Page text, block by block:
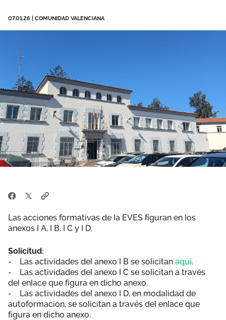
07.01.26 COMUNIDAD VALENCIANA
Las acciones formativas de la EVES figuran en los
anexos I A, I B, I C y I D.
Solicitud:
- Las actividades del anexo I B se solicitan aquí.
- Las actividades del anexo I C se solicitan a través
del enlace que figura en dicho anexo.
- Las actividades del anexo I D, en modalidad de
autoformación, se solicitan a través del enlace que
figura en dicho anexo.